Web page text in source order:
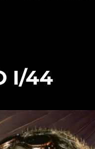
I/44